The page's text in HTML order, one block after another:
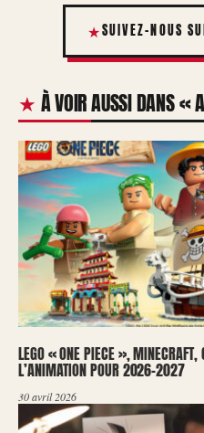
SUIVEZ-NOUS
À VOIR AUSSI DANS «
LEGO « ONE PIECE », MINECRAFT,
L’ANIMATION POUR 2026-2027
30 avril 2026